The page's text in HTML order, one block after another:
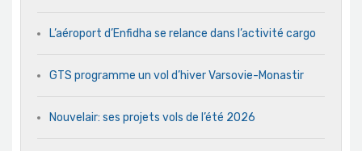
L’aéroport d’Enfidha se relance dans l’activité cargo
GTS programme un vol d’hiver Varsovie-Monastir
Nouvelair: ses projets vols de l’été 2026